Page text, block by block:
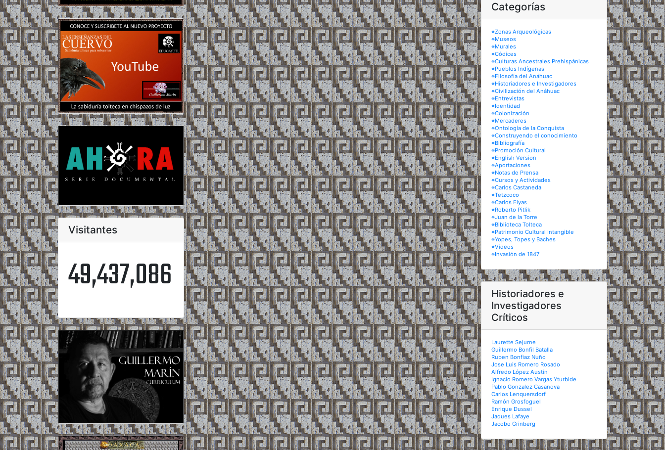
Visitantes
49,437,086
Categorías
※Zonas Arqueológicas
※Museos
※Murales
※Códices
※Culturas Ancestrales Prehispánicas
※Pueblos Indígenas
※Filosofía del Anáhuac
※Historiadores e Investigadores
※Civilización del Anáhuac
※Entrevistas
※Identidad
※Colonización
※Mercaderes
※Ontología de la Conquista
※Construyendo el conocimiento
※Bibliografía
※Promoción Cultural
※English Version
※Aportaciones
※Notas de Prensa
※Cursos y Actividades
※Carlos Castaneda
※Tetzcoco
※Carlos Elyas
※Roberto Pitlik
※Juan de la Torre
※Biblioteca Tolteca
※Patrimonio Cultural Intangible
※Yopes, Topes y Baches
※Videos
※Invasión de 1847
Historiadores e
Investigadores
Críticos
Laurette Sejurne
Guillermo Bonfil Batalla
Ruben Bonfiaz Nuño
Jose Luis Romero Rosado
Alfredo López Austin
Ignacio Romero Vargas Yturbide
Pablo Gonzalez Casanova
Carlos Lenquersdorf
Ramón Grosfoguel
Enrique Dussel
Jaques Lafaye
Jacobo Grinberg